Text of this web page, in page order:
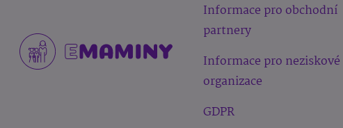
Informace pro obchodní
partnery
Informace pro neziskové
organizace
GDPR